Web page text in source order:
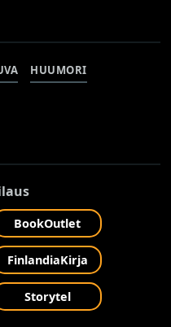
HUUMORI
BookOutlet
FinlandiaKirja
Storytel